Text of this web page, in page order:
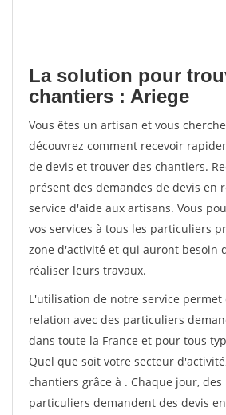
La solution pour
chantiers : Ariege
Vous êtes un artisan et vous
découvrez comment recevoir
de devis et trouver des chantiers.
présent des demandes de devis en
service d'aide aux artisans. Vous
vos services à tous les particuliers
zone d'activité et qui auront besoin
réaliser leurs travaux.
L'utilisation de notre service permet
relation avec des particuliers
dans toute la France et pour tous
Quel que soit votre secteur
chantiers grâce à . Chaque jour,
particuliers demandent des devis